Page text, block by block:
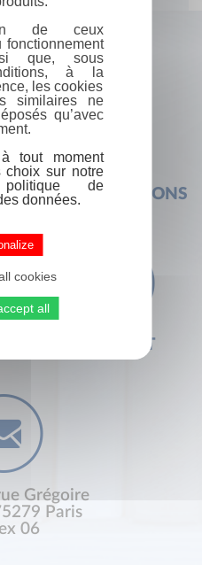
AUX QUESTIONS
CONTACT
Grégoire
Paris
06
de ceux
fonctionnement
que, sous
à la
les cookies
similaires ne
qu’avec
tout moment
choix sur notre
de
données.
cookies
all